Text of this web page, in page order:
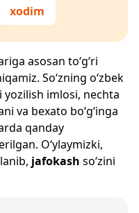
xodim
asosan to‘g‘ri
So‘zning o‘zbek
yozilish imlosi, nechta
va bexato bo‘g‘inga
qanday
O‘ylaymizki,
jafokash so‘zini